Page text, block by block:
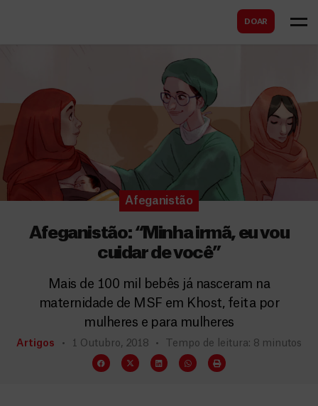
DOAR
r
Afeganistão
Afeganistão: “Minha irmã, eu vou
cuidar de você”
Mais de 100 mil bebês já nasceram na
maternidade de MSF em Khost, feita por
mulheres e para mulheres
Artigos 1 Outubro, 2018 Tempo de leitura: 8 minutos
c
a